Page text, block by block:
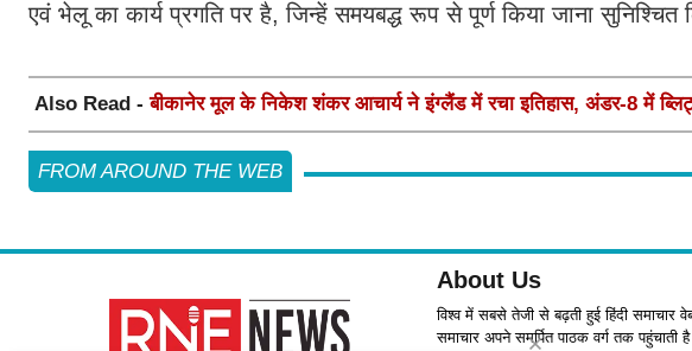
एवं भेलू का कार्य प्रगति पर है, जिन्हें समयबद्ध रूप से पूर्ण किया जाना सुनिश्चित
Also Read -बीकानेर मूल के निकेश शंकर आचार्य ने इंग्लैंड में रचा इतिहास, अंडर-8 में
FROM AROUND THE WEB
About Us
विश्व में सबसे तेजी से बढ़ती हुई हिंदी समाचार
समाचार अपने समर्पित पाठक वर्ग तक पहुंचाती